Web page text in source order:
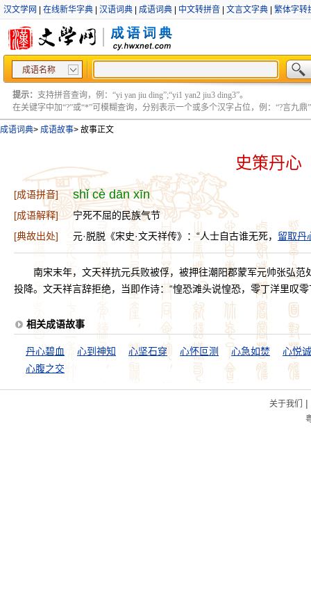
汉文学网 在线新华字典 汉语词典 成语词典 中文转拼音 文言文字典 繁体字转
成语名称
提示： 支持拼音查询，例：“yi yan jiu ding”;“yi1 yan2 jiu3 ding3”。
在关键字中加“?”或“*”可模糊查询，分别表示一个或多个汉字占位，例：“?言九鼎”
成语词典> 成语故事> 故事正文
史策丹心
[成语拼音] shǐ cè dān xīn
[成语解释]
宁死不屈的民族气节
[典故出处]
元·脱脱《宋史·文天祥传》：“人士自古谁无死， 留取丹
南宋末年，文天祥抗元兵败被俘，被押往潮阳郡蒙军元帅张弘
投降。文天祥言辞拒绝，当即作诗：“惶恐滩头说惶恐，零丁洋里叹
相关成语故事
丹心碧血 心到神知 心坚石穿 心怀叵测 心急如焚
心悦
心腹之交
关于我们 |